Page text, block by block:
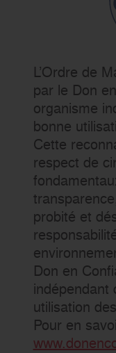
L’Ordre de
par le Don
organisme
bonne
Cette
respect de
probité et
Don en
indépendant
utilisation
Pour en